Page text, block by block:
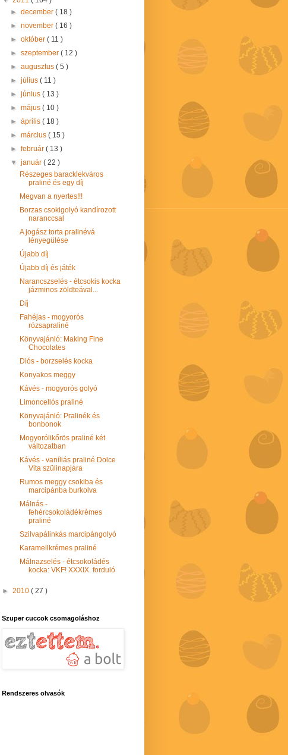
►december( 18 )
►november( 16 )
►október( 11 )
►szeptember( 12 )
►augusztus( 5 )
►július( 11 )
►június( 13 )
►május( 10 )
►április( 18 )
►március( 15 )
►február( 13 )
▼január( 22 )
Részeges baracklekváros
praliné és egy díj
Megvan a nyertes!!!
Borzas csokigolyó kandírozott
naranccsal
A jogász torta pralinévá
lényegülése
Újabb díj
Újabb díj és játék
Narancszselés - étcsokis kocka
jázminos zöldteával...
Díj
Fahéjas - mogyorós
rózsapraliné
Könyvajánló: Making Fine
Chocolates
Diós - borzselés kocka
Konyakos meggy
Kávés - mogyorós golyó
Limoncellós praliné
Könyvajánló: Pralinék és
bonbonok
Mogyorólikőrös praliné két
változatban
Kávés - vaníliás praliné Dolce
Vita szülinapjára
Rumos meggy csokiba és
marcipánba burkolva
Málnás -
fehércsokoládékrémes
praliné
Szilvapálinkás marcipángolyó
Karamellkrémes praliné
Málnazselés - étcsokoládés
kocka: VKF! XXXIX. forduló
► 2010 ( 27 )
Szuper cuccok csomagoláshoz
Rendszeres olvasók